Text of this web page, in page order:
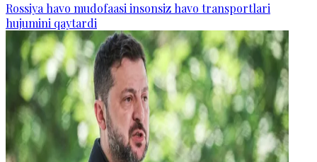
Rossiya havo mudofaasi insonsiz havo transportlari
hujumini qaytardi